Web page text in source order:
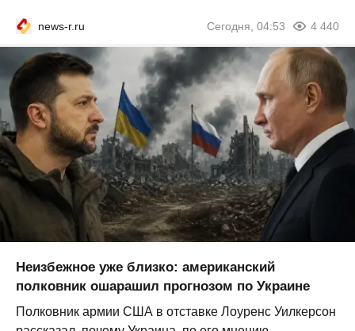
news-r.ru Сегодня, 04:53 4 440
Неизбежное уже близко: американский
полковник ошарашил прогнозом по Украине
Полковник армии США в отставке Лоуренс Уилкерсон